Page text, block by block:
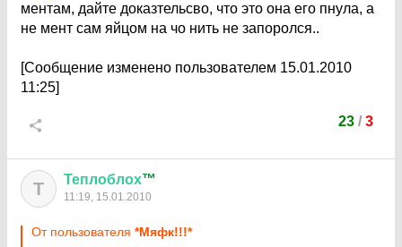
ментам, дайте доказтельсво, что это она его пнула, а
не мент сам яйцом на чо нить не запоролся..
[Сообщение изменено пользователем 15.01.2010
11:25]
23 / 3
Т Теплоблох™
11:19, 15.01.2010
От пользователя *Мяфк!!!*